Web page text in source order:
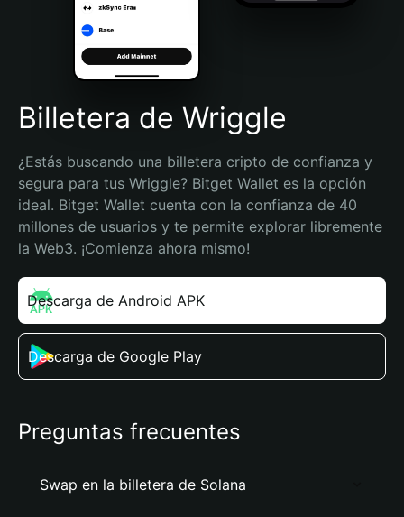
Português (Brasil)
Español (Argentina)
Billetera de Wriggle
¿Estás buscando una billetera cripto de confianza y
segura para tus Wriggle? Bitget Wallet es la opción
ideal. Bitget Wallet cuenta con la confianza de 40
millones de usuarios y te permite explorar libremente
la Web3. ¡Comienza ahora mismo!
Descarga de Android APK
Descarga de Google Play
Preguntas frecuentes
Swap en la billetera de Solana